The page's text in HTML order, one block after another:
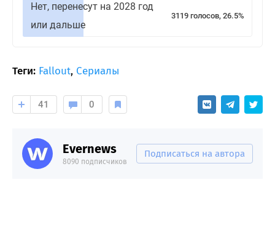
Нет, перенесут на 2028 год
или дальше
3119 голосов, 26.5%
Теги: Fallout, Сериалы
41 0
Evernews
8090 подписчиков
Подписаться на автора